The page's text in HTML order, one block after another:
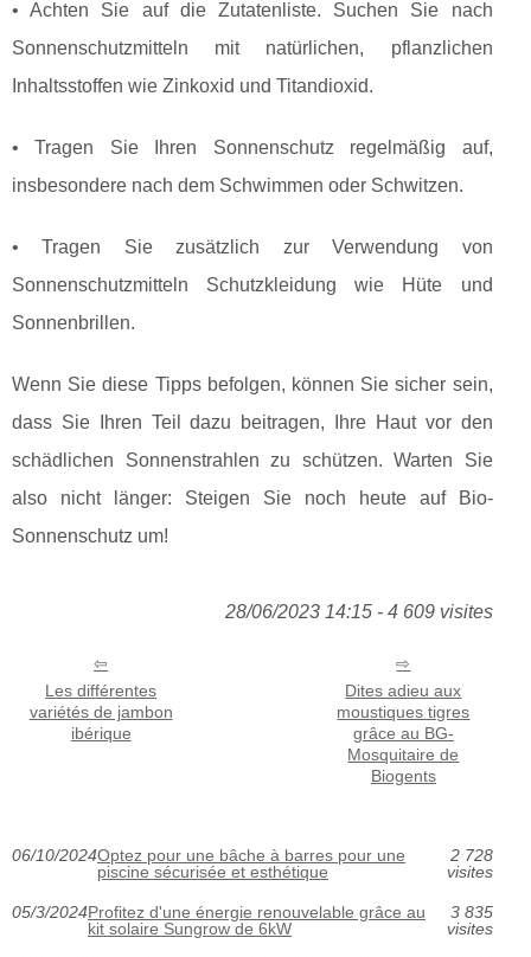
• Achten Sie auf die Zutatenliste. Suchen Sie nach
Sonnenschutzmitteln mit natürlichen, pflanzlichen
Inhaltsstoffen wie Zinkoxid und Titandioxid.
• Tragen Sie Ihren Sonnenschutz regelmäßig auf,
insbesondere nach dem Schwimmen oder Schwitzen.
• Tragen Sie zusätzlich zur Verwendung von
Sonnenschutzmitteln Schutzkleidung wie Hüte und
Sonnenbrillen.
Wenn Sie diese Tipps befolgen, können Sie sicher sein,
dass Sie Ihren Teil dazu beitragen, Ihre Haut vor den
schädlichen Sonnenstrahlen zu schützen. Warten Sie
also nicht länger: Steigen Sie noch heute auf Bio-
Sonnenschutz um!
28/06/2023 14:15 - 4 609 visites
Les différentes
variétés de jambon
ibérique
Dites adieu aux
moustiques tigres
grâce au BG-
Mosquitaire de
Biogents
06/10/2024Optez pour une bâche à barres pour une
piscine sécurisée et esthétique
2 728
visites
05/3/2024Profitez d'une énergie renouvelable grâce au
kit solaire Sungrow de 6kW
3 835
visites